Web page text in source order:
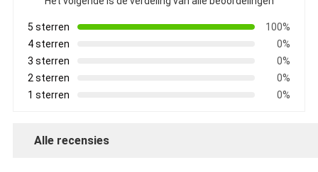
5 sterren
100%
4 sterren
0%
3 sterren
0%
2 sterren
0%
1 sterren
0%
Alle recensies